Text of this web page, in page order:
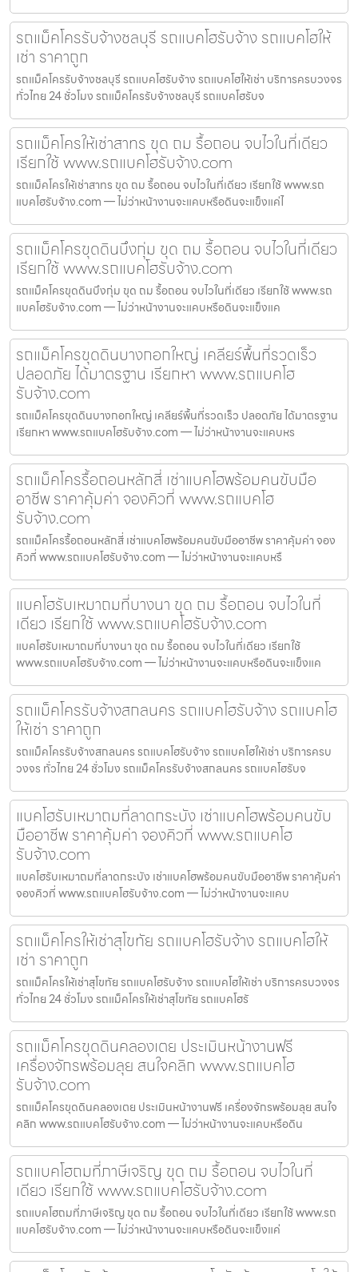
รถแม็คโครรับจ้างชลบุรี รถแบคโฮรับจ้าง รถแบคโฮให้
เช่า ราคาถูก
รถแม็คโครรับจ้างชลบุรี รถแบคโฮรับจ้าง รถแบคโฮให้เช่า บริการครบวงจร
ทั่วไทย 24 ชั่วโมง รถแม็คโครรับจ้างชลบุรี รถแบคโฮรับจ
รถแม็คโครให้เช่าสาทร ขุด ถม รื้อถอน จบไวในที่เดียว
เรียกใช้ www.รถแบคโฮรับจ้าง.com
รถแม็คโครให้เช่าสาทร ขุด ถม รื้อถอน จบไวในที่เดียว เรียกใช้ www.รถ
แบคโฮรับจ้าง.com — ไม่ว่าหน้างานจะแคบหรือดินจะแข็งแค่ไ
รถแม็คโครขุดดินบึงกุ่ม ขุด ถม รื้อถอน จบไวในที่เดียว
เรียกใช้ www.รถแบคโฮรับจ้าง.com
รถแม็คโครขุดดินบึงกุ่ม ขุด ถม รื้อถอน จบไวในที่เดียว เรียกใช้ www.รถ
แบคโฮรับจ้าง.com — ไม่ว่าหน้างานจะแคบหรือดินจะแข็งแค
รถแม็คโครขุดดินบางกอกใหญ่ เคลียร์พื้นที่รวดเร็ว
ปลอดภัย ได้มาตรฐาน เรียกหา www.รถแบคโฮ
รับจ้าง.com
รถแม็คโครขุดดินบางกอกใหญ่ เคลียร์พื้นที่รวดเร็ว ปลอดภัย ได้มาตรฐาน
เรียกหา www.รถแบคโฮรับจ้าง.com — ไม่ว่าหน้างานจะแคบหร
รถแม็คโครรื้อถอนหลักสี่ เช่าแบคโฮพร้อมคนขับมือ
อาชีพ ราคาคุ้มค่า จองคิวที่ www.รถแบคโฮ
รับจ้าง.com
รถแม็คโครรื้อถอนหลักสี่ เช่าแบคโฮพร้อมคนขับมืออาชีพ ราคาคุ้มค่า จอง
คิวที่ www.รถแบคโฮรับจ้าง.com — ไม่ว่าหน้างานจะแคบหรื
แบคโฮรับเหมาถมที่บางนา ขุด ถม รื้อถอน จบไวในที่
เดียว เรียกใช้ www.รถแบคโฮรับจ้าง.com
แบคโฮรับเหมาถมที่บางนา ขุด ถม รื้อถอน จบไวในที่เดียว เรียกใช้
www.รถแบคโฮรับจ้าง.com — ไม่ว่าหน้างานจะแคบหรือดินจะแข็งแค
รถแม็คโครรับจ้างสกลนคร รถแบคโฮรับจ้าง รถแบคโฮ
ให้เช่า ราคาถูก
รถแม็คโครรับจ้างสกลนคร รถแบคโฮรับจ้าง รถแบคโฮให้เช่า บริการครบ
วงจร ทั่วไทย 24 ชั่วโมง รถแม็คโครรับจ้างสกลนคร รถแบคโฮรับจ
แบคโฮรับเหมาถมที่ลาดกระบัง เช่าแบคโฮพร้อมคนขับ
มืออาชีพ ราคาคุ้มค่า จองคิวที่ www.รถแบคโฮ
รับจ้าง.com
แบคโฮรับเหมาถมที่ลาดกระบัง เช่าแบคโฮพร้อมคนขับมืออาชีพ ราคาคุ้มค่า
จองคิวที่ www.รถแบคโฮรับจ้าง.com — ไม่ว่าหน้างานจะแคบ
รถแม็คโครให้เช่าสุโขทัย รถแบคโฮรับจ้าง รถแบคโฮให้
เช่า ราคาถูก
รถแม็คโครให้เช่าสุโขทัย รถแบคโฮรับจ้าง รถแบคโฮให้เช่า บริการครบวงจร
ทั่วไทย 24 ชั่วโมง รถแม็คโครให้เช่าสุโขทัย รถแบคโฮรั
รถแม็คโครขุดดินคลองเตย ประเมินหน้างานฟรี
เครื่องจักรพร้อมลุย สนใจคลิก www.รถแบคโฮ
รับจ้าง.com
รถแม็คโครขุดดินคลองเตย ประเมินหน้างานฟรี เครื่องจักรพร้อมลุย สนใจ
คลิก www.รถแบคโฮรับจ้าง.com — ไม่ว่าหน้างานจะแคบหรือดิน
รถแบคโฮถมที่ภาษีเจริญ ขุด ถม รื้อถอน จบไวในที่
เดียว เรียกใช้ www.รถแบคโฮรับจ้าง.com
รถแบคโฮถมที่ภาษีเจริญ ขุด ถม รื้อถอน จบไวในที่เดียว เรียกใช้ www.รถ
แบคโฮรับจ้าง.com — ไม่ว่าหน้างานจะแคบหรือดินจะแข็งแค่